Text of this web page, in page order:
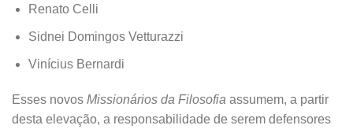
Renato Celli
Sidnei Domingos Vetturazzi
Vinícius Bernardi
Esses novos Missionários da Filosofia assumem, a partir
desta elevação, a responsabilidade de serem defensores